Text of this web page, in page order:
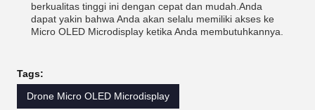
berkualitas tinggi ini dengan cepat dan mudah.Anda
dapat yakin bahwa Anda akan selalu memiliki akses ke
Micro OLED Microdisplay ketika Anda membutuhkannya.
Tags:
Drone Micro OLED Microdisplay